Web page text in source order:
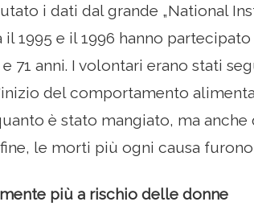
i dati dal grande „National
il 1995 e il 1996 hanno
71 anni. I volontari erano stati
del comportamento
è stato mangiato, ma
le morti più ogni causa
più a rischio delle donne